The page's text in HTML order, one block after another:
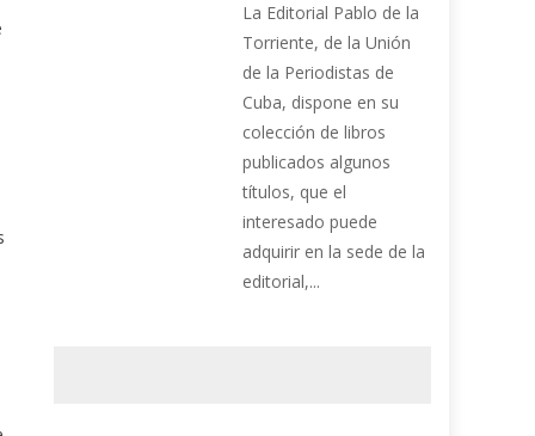
La Editorial Pablo de la
Torriente, de la Unión
de la Periodistas de
Cuba, dispone en su
colección de libros
publicados algunos
títulos, que el
interesado puede
adquirir en la sede de la
editorial,...